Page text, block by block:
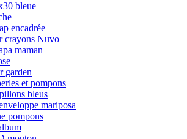
bleue
encadrée
crayons Nuvo
maman
garden
et pompons
bleus
mariposa
pompons